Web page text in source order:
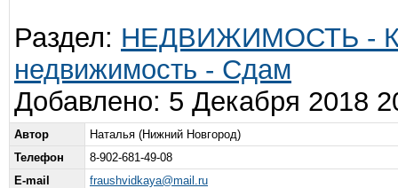
Раздел: НЕДВИЖИМОСТЬ -
недвижимость - Сдам
Добавлено: 5 Декабря 2018
Автор
Наталья (Нижний Новгород)
Телефон
8-902-681-49-08
E-mail
fraushvidkaya@mail.ru